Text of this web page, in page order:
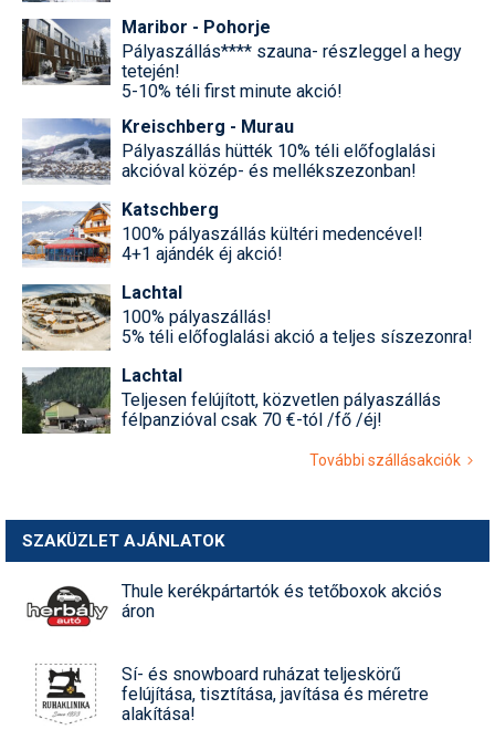
Maribor - Pohorje
Pályaszállás**** szauna- részleggel a hegy
tetején!
5-10% téli first minute akció!
Kreischberg - Murau
Pályaszállás hütték 10% téli előfoglalási
akcióval közép- és mellékszezonban!
Katschberg
100% pályaszállás kültéri medencével!
4+1 ajándék éj akció!
Lachtal
100% pályaszállás!
5% téli előfoglalási akció a teljes síszezonra!
Lachtal
Teljesen felújított, közvetlen pályaszállás
félpanzióval csak 70 €-tól /fő /éj!
További szállásakciók
SZAKÜZLET AJÁNLATOK
Thule kerékpártartók és tetőboxok akciós
áron
Sí- és snowboard ruházat teljeskörű
felújítása, tisztítása, javítása és méretre
alakítása!